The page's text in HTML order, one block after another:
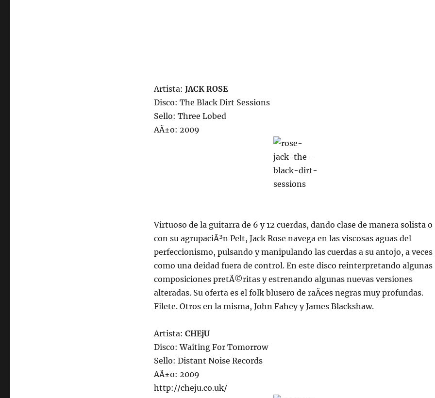
Artista: JACK ROSE
Disco: The Black Dirt Sessions
Sello: Three Lobed
AÃ±o: 2009
Virtuoso de la guitarra de 6 y 12 cuerdas, dando clase de manera solista o
con su agrupaciÃ³n Pelt, Jack Rose navega en las viscosas aguas del
perfeccionismo, pulsando y manipulando las cuerdas a su antojo, a veces
como una deidad fuera de control. En este disco reinterpretando algunas
composiciones pretÃ©ritas y estrenando algunas nuevas versiones
alteradas. Su oferta es el folk blusero de raÃ­ces negras muy profundas.
Filete. Otros en la misma, John Fahey y James Blackshaw.
Artista: CHEjU
Disco: Waiting For Tomorrow
Sello: Distant Noise Records
AÃ±o: 2009
http://cheju.co.uk/